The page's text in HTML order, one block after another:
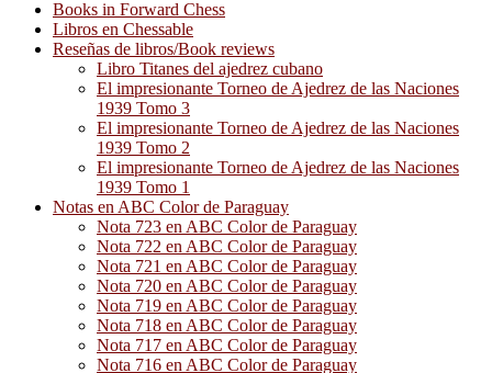
Books in Forward Chess
Libros en Chessable
Reseñas de libros/Book reviews
Libro Titanes del ajedrez cubano
El impresionante Torneo de Ajedrez de las Naciones
1939 Tomo 3
El impresionante Torneo de Ajedrez de las Naciones
1939 Tomo 2
El impresionante Torneo de Ajedrez de las Naciones
1939 Tomo 1
Notas en ABC Color de Paraguay
Nota 723 en ABC Color de Paraguay
Nota 722 en ABC Color de Paraguay
Nota 721 en ABC Color de Paraguay
Nota 720 en ABC Color de Paraguay
Nota 719 en ABC Color de Paraguay
Nota 718 en ABC Color de Paraguay
Nota 717 en ABC Color de Paraguay
Nota 716 en ABC Color de Paraguay